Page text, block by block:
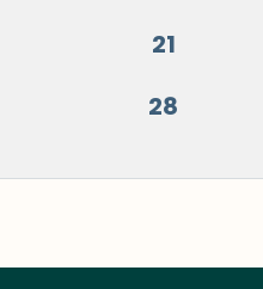
21
28